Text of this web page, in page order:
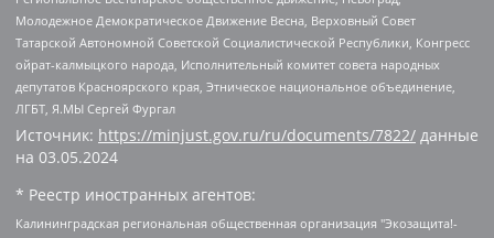
Молодежное Демократическое Движение Весна, Верховный Совет
Татарской Автономной Советской Социалистической Республики, Конгресс
ойрат-калмыцкого народа, Исполнительный комитет совета народных
депутатов Красноярского края, Этническое национальное объединение,
ЛГБТ, Я.МЫ Сергей Фургал
Источник: https://minjust.gov.ru/ru/documents/7822/ данные
на 03.05.2024
* Реестр иностранных агентов:
Калининградская региональная общественная организация "Экозащита!-Женсовет", Фонд содействия защите прав и свобод граждан "Общественный вердикт", Фонд "Институт Развития Свободы Информации", Частное учреждение "Информационное агентство МЕМО. РУ", Региональная общественная организация "Общественная комиссия по сохранению наследия академика Сахарова", Фонд поддержки свободы прессы, Санкт-Петербургская общественная правозащитная организация "Гражданский контроль", Межрегиональная общественная организация "Информационно-просветительский центр "Мемориал", Региональный Фонд "Центр Защиты Прав Средств Массовой Информации", с 05.12.2023 Фонд "Центр Защиты Прав Средств массовой информации", Региональная общественная благотворительная организация помощи беженцам и мигрантам "Гражданское содействие", Негосударственное образовательное учреждение дополнительного профессионального образования (повышение квалификации) специалистов "АКАДЕМИЯ ПО ПРАВАМ ЧЕЛОВЕКА", Свердловская региональная общественная организация "Сутяжник", Автономная некоммерческая организация "Центр независимых социологических исследований", Союз общественных объединений "Российский исследовательский центр по правам человека", Региональное общественное учреждение научно-информационный центр "МЕМОРИАЛ", Некоммерческая организация "Фонд защиты гласности", Автономная некоммерческая организация "Институт прав человека", Городская общественная организация "Екатеринбургское общество "МЕМОРИАЛ", Городская общественная организация "Рязанское историко-просветительское и правозащитное общество "Мемориал" (Рязанский Мемориал), Челябинский региональный орган общественной самодеятельности – женское общественное объединение "Женщины Евразии", Челябинский региональный орган общественной самодеятельности "Уральская правозащитная группа", Фонд содействия защите здоровья и социальной справедливости имени Андрея Рылькова, Автономная Некоммерческая Организация "Аналитический Центр Юрия Левады", Автономная некоммерческая организация социальной поддержки населения "Проект Апрель", Региональная общественная организация помощи женщинам и детям, находящимся в кризисной ситуации "Информационно-методический центр "Анна", Фонд содействия развитию массовых коммуникаций и правовому просвещению "Так-так-Так", Фонд содействия устойчивому развитию "Серебряная тайга", Свердловский региональный общественный фонд социальных проектов "Новое время", "Idel.Реалии", Кавказ.Реалии, Крым.Реалии, Телеканал Настоящее Время, Татаро-башкирская служба Радио Свобода (Azatliq Radiosi), Радио Свободная Европа/Радио Свобода (PCE/PC), "Сибирь.Реалии", "Фактограф", Благотворительный фонд помощи осужденным и их семьям, Автономная некоммерческая организация "Институт глобализации и социальных движений", Фонд "В защиту прав заключенных", Частное учреждение "Центр поддержки и содействия развитию средств массовой информации", Пензенский региональный общественный благотворительный фонд "Гражданский союз", "Север.Реалии", Некоммерческая организация Фонд "Правовая инициатива", Общество с ограниченной ответственностью "Радио Свободная Европа/Радио Свобода", Чешское информационное агентство "MEDIUM-ORIENT", Красноярская региональная общественная организация "Мы против СПИДа", Камалягин Денис Николаевич, Маркелов Сергей Евгеньевич, Пономарев Лев Александрович, Савицкая Людмила Алексеевна, Автономная некоммерческая организация "Центр по работе с проблемой насилия "НАСИЛИЮ.НЕТ", Межрегиональный профессиональный союз работников здравоохранения "Альянс врачей", Юридическое лицо, зарегистрированное в Латвийской Республике, SIA "Medusa Project" (регистрационный номер 40103797863, дата регистрации 10.06.2014), Некоммерческая организация "Фонд по борьбе с коррупцией", Автономная некоммерческая организация "Институт права и публичной политики", Баданин Роман Сергеевич, Гликин Максим Александрович, Железнова Мария Михайловна, Лукьянова Юлия Сергеевна, Маетная Елизавета Витальевна, Маняхин Петр Борисович, Чуракова Ольга Владимировна, Ярош Юлия Петровна, Юридическое лицо "The Insider SIA", зарегистрированное в Риге, Латвийская Республика (дата регистрации 26.06.2015), являющееся администратором доменного имени интернет-издания "The Insider SIA", https://theins.ru, Постернак Алексей Евгеньевич, Рубин Михаил Аркадьевич, Анин Роман Александрович, Юридическое лицо Istories fonds, зарегистрированное в Латвийской Республике (регистрационный номер 50008295751, дата регистрации 24.02.2020), Великовский Дмитрий Александрович, Долинина Ирина Николаевна, Мароховская Алеся Алексеевна, Шлейнов Роман Юрьевич, Шмагун Олеся Валентиновна, Общество с ограниченной ответственностью "Альтаир 2021", Общество с ограниченной ответственностью "Вега 2021", Общество с ограниченной ответственностью "Главный редактор 2021", Общество с ограниченной ответственностью "Ромашки монолит", Важенков Артем Валерьевич, Ивановская областная общественная организация "Центр гендерных исследований", Гурман Юрий Альбертович, Медиапроект "ОВД-Инфо", Егоров Владимир Владимирович, Жилинский Владимир Александрович, Общество с ограниченной ответственностью "ЗП", Иванова София Юрьевна, Карезина Инна Павловна, Кильтау Екатерина Викторовна, Петров Алексей Викторович, Пискунов Сергей Евгеньевич, Смирнов Сергей Сергеевич, Тихонов Михаил Сергеевич, Общество с ограниченной ответственностью "ЖУРНАЛИСТ-ИНОСТРАННЫЙ АГЕНТ", Арапова Галина Юрьевна, Вольтская Татьяна Анатольевна, Американская компания "Mason G.E.S. Anonymous Foundation" (США), являющаяся владельцем интернет-издания https://mnews.world/, Компания "Stichting Bellingcat", зарегистрированная в Нидерландах (дата регистрации 11.07.2018), Захаров Андрей Вячеславович, Клепиковская Екатерина Дмитриевна, Общество с ограниченной ответственностью "МЕМО", Перл Роман Александрович, Симонов Евгений Алексеевич, Соловьева Елена Анатольевна, Сотников Даниил Владимирович, Сурначева Елизавета Дмитриевна, Автономная некоммерческая организация по защите прав человека и информированию населения "Якутия – Наше Мнение", Общество с ограниченной ответственностью "Москоу диджитал медиа", с 26.01.2023 Общество с ограниченной ответственностью "Чайка Белые сады", Ветошкина Валерия Валерьевна, Заговора Максим Александрович, Межрегиональное общественное движение "Российская ЛГБТ - сеть", Оленичев Максим Владимирович, Павлов Иван Юрьевич, Скворцова Елена Сергеевна, Общество с ограниченной ответственностью "Как бы инагент", Кочетков Игорь Викторович, Общество с ограниченной ответственностью "Честные выборы", Еланчик Олег Александрович, Общество с ограниченной ответственностью "Нобелевский призыв", Гималова Регина Эмилевна, Григорьев Андрей Валерьевич, Григорьева Алина Александровна, Ассоциация по содействию защите прав призывников, альтернативнослужащих и военнослужащих "Правозащитная группа "Гражданин.Армия.Право", Хисамова Регина Фаритовна, Автономная некоммерческая организация по реализации социально-правовых программ "Лилит", Дальневосточное общественное движение "Маяк", Санкт-Петербургская ЛГБТ-инициативная группа "Выход", Инициативная группа ЛГБТ+ "Реверс", Алексеев Андрей Викторович, Бекбулатова Таисия Львовна, Беляев Иван Михайлович, Владыкина Елена Сергеевна, Гельман Марат Александрович, Никульшина Вероника Юрьевна, Толоконникова Надежда Андреевна, Шендерович Виктор Анатольевич, Общество с ограниченной ответственностью "Данное сообщение", Общество с ограниченной ответственностью Издательский дом "Новая глава", Айнбиндер Александра Александровна, Московский комьюнити-центр для ЛГБТ+инициатив, Благотворительный фонд развития филантропии, Deutsche Welle (Германия, Kurt-Schumacher-Strasse 3, 53113 Bonn), Борзунова Мария Михайловна, Воробьев Виктор Викторович, Голубева Анна Львовна, Константинова Алла Михайловна, Малкова Ирина Владимировна, Мурадов Мурад Абдулгалимович, Осетинская Елизавета Николаевна, Понасенков Евгений Николаевич, Ганапольский Матвей Юрьевич, Киселев Евгений Алексеевич, Борухович Ирина Григорьевна, Дремин Иван Тимофеевич, Дубровский Дмитрий Викторович, Красноярская региональная общественная организация поддержки и развития альтернативных образовательных технологий и межкультурных коммуникаций "ИНТЕРРА", Маяковская Екатерина Алексеевна, Фейгин Марк Захарович, Филимонов Андрей Викторович, Дзугкоева Регина Николаевна, Доброхотов Роман Александрович, Дудь Юрий Александрович, Елкин Сергей Владимирович, Кругликов Кирилл Игоревич, Сабунаева Мария Леонидовна, Семенов Алексей Владимирович, Шаинян Карен Багратович, Шульман Екатерина Михайловна, Асафьев Артур Валерьевич, Вахштайн Виктор Семенович, Венедиктов Алексей Алексеевич, Лушникова Екатерина Евгеньевна, Волков Леонид Михайлович, Невзоров Александр Глебович, Пархоменко Сергей Борисович, Сироткин Ярослав Николаевич, Кара-Мурза Владимир Владимирович, Баранова Наталья Владимировна, Гозман Леонид Яковлевич, Кагарлицкий Борис Юльевич, Климарев Михаил Валерьевич, Милов Владимир Станиславович, Автономная некоммерческая организация Краснодарский центр современного искусства "Типография", Моргенштерн Алишер Тагирович, Соболь Любовь Эдуардовна, Общество с ограниченной ответственностью "ЛИЗА НОРМ", Каспаров Гарри Кимович, Ходорковский Михаил Борисович, Общество с ограниченной ответственностью "Апрельские тезисы", Данилович Ирина Брониславовна, Кашин Олег Владимирович, Петров Николай Владимирович, Пивоваров Алексей Владимирович, Соколов Михаил Владимирович, Цветкова Юлия Владимировна, Чичваркин Евгений Александрович, Комитет против пыток/Команда против пыток, Общество с ограниченной ответственностью "Первый научный", Общество с ограниченной ответственностью "Вертолет и ко", Белоцерковская Вероника Борисовна, Кац Максим Евгеньевич, Лазарева Татьяна Юрьевна, Шаведдинов Руслан Табризович, Яшин Илья Валерьевич, Общество с ограниченной ответственностью "Иноагент ААВ", Алешковский Дмитрий Петрович, Альбац Евгения Марковна, Быков Дмитрий Львович, Галямина Юлия Евгеньевна, Лойко Сергей Леонидович, Мартынов Кирилл Константинович, Медведев Сергей Александрович, Крашенинников Федор Геннадиевич, Гордеева Катерина Вл